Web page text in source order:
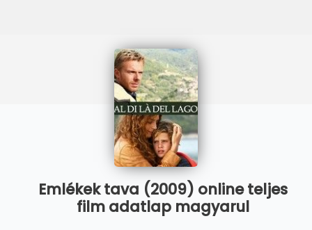
Emlékek tava (2009) online teljes
film adatlap magyarul